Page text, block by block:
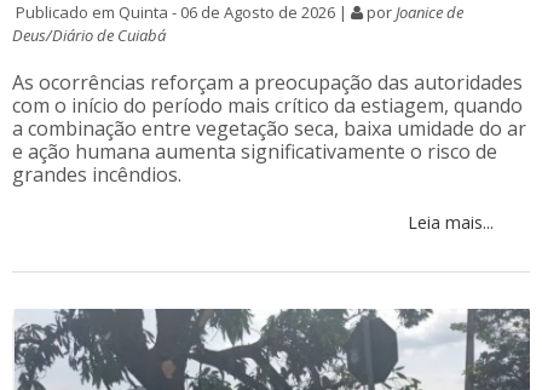
Publicado em Quinta - 06 de Agosto de 2026 | porJoanice de
Deus/Diário de Cuiabá
As ocorrências reforçam a preocupação das autoridades
com o início do período mais crítico da estiagem, quando
a combinação entre vegetação seca, baixa umidade do ar
e ação humana aumenta significativamente o risco de
grandes incêndios.
Leia mais...